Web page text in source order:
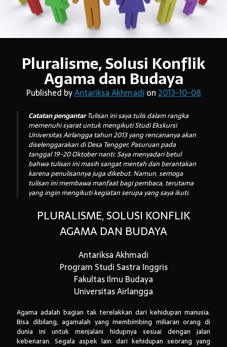
Jika ada komentar yang tidak termuat, kemungkinan besar
tanggapan itu tersangkut sistem
anti-spam WordPress. Pasti akan
saya kembalikan, kok.
Arsip:
Search
Categories
Pluralisme, Solusi Konflik
Agama dan Budaya
Published byAntariksa Akhmadi on 2013-10-08
Catatan pengantar Tulisan ini saya tulis dalam rangka
memenuhi syarat untuk mengikuti Studi Ekskursi
Universitas Airlangga tahun 2013 yang rencananya akan
diselenggarakan di Desa Tengger, Pasuruan pada
tanggal 19-20 Oktober nanti. Saya menyadari betul
bahwa tulisan ini masih sangat mentah dan berantakan
karena penulisannya juga dikebut. Namun, semoga
tulisan ini membawa manfaat bagi pembaca, terutama
yang ingin mengikuti kegiatan serupa yang saya ikuti.
PLURALISME, SOLUSI KONFLIK
AGAMA DAN BUDAYA
Antariksa Akhmadi
Program Studi Sastra Inggris
Fakultas Ilmu Budaya
Universitas Airlangga
Agama adalah bagian tak terelakkan dari kehidupan manusia.
Bisa dibilang, agamalah yang membimbing miliaran orang di
dunia ini untuk menjalani hidupnya sesuai dengan jalan
kebenaran. Segala aspek lain dari kehidupan seorang yang